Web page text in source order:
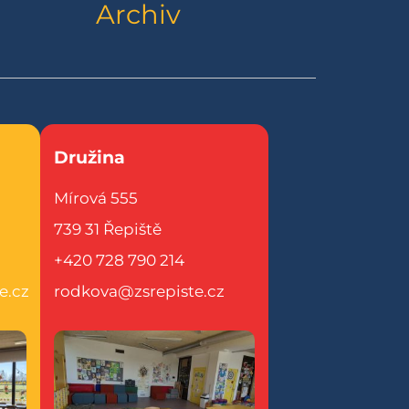
Archiv
Družina
Mírová 555
739 31 Řepiště
+420 728 790 214
rodkova@zsrepiste.cz